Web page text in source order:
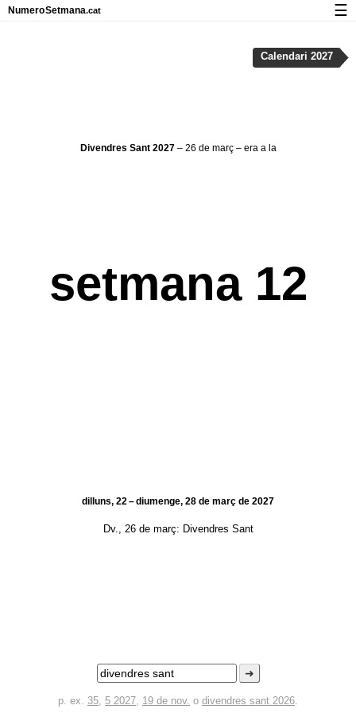
Divendres Sant 2027– 26 de març – era a la
setmana 12
dilluns, 22 – diumenge, 28 de març de 2027
Dv., 26 de març: Divendres Sant
➜
p. ex. 35, 5 2027, 19 de nov. o divendres sant 2026.
Calendari 2027
NumeroSetmana.cat ☰